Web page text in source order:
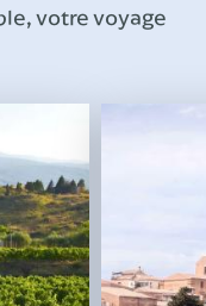
votre voyage